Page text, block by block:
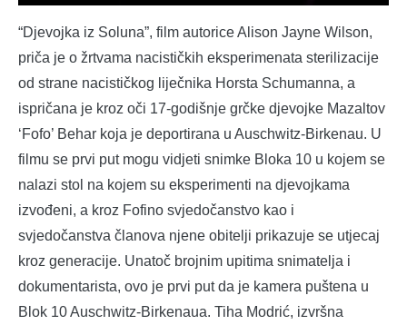
“Djevojka iz Soluna”, film autorice Alison Jayne Wilson,
priča je o žrtvama nacističkih eksperimenata sterilizacije
od strane nacističkog liječnika Horsta Schumanna, a
ispričana je kroz oči 17-godišnje grčke djevojke Mazaltov
‘Fofo’ Behar koja je deportirana u Auschwitz-Birkenau. U
filmu se prvi put mogu vidjeti snimke Bloka 10 u kojem se
nalazi stol na kojem su eksperimenti na djevojkama
izvođeni, a kroz Fofino svjedočanstvo kao i
svjedočanstva članova njene obitelji prikazuje se utjecaj
kroz generacije. Unatoč brojnim upitima snimatelja i
dokumentarista, ovo je prvi put da je kamera puštena u
Blok 10 Auschwitz-Birkenaua. Tiha Modrić, izvršna